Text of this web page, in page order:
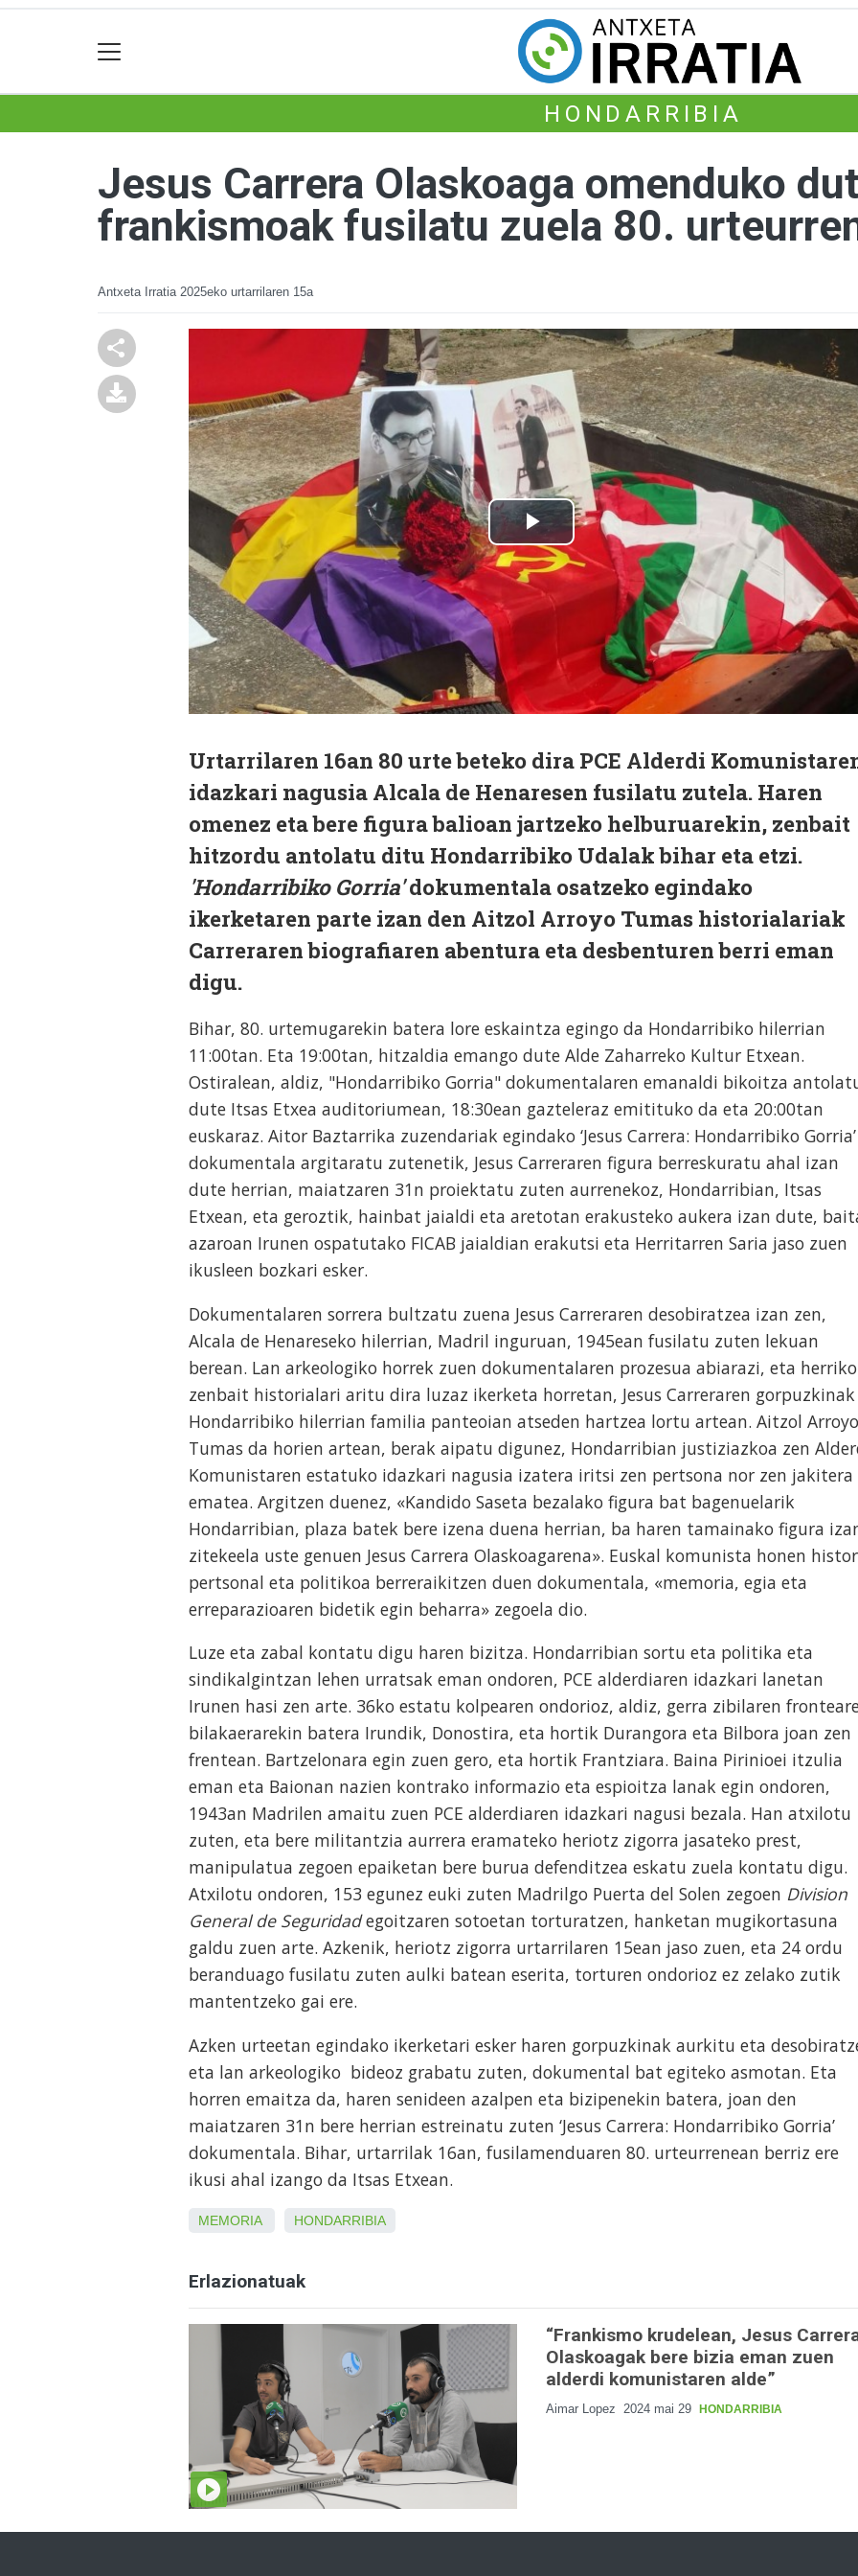
HONDARRIBIA
Jesus Carrera Olaskoaga omenduko
frankismoak fusilatu zuela 80.
Antxeta Irratia 2025eko urtarrilaren 15a
Urtarrilaren 16an 80 urte beteko dira PCE Alderdi
idazkari nagusia Alcala de Henaresen fusilatu zutela. Haren
omenez eta bere figura balioan jartzeko helburuarekin, zenbait
hitzordu antolatu ditu Hondarribiko Udalak bihar eta etzi.
'Hondarribiko Gorria'dokumentala osatzeko egindako
ikerketaren parte izan den Aitzol Arroyo Tumas historialariak
Carreraren biografiaren abentura eta desbenturen berri eman
digu.
Bihar, 80. urtemugarekin batera lore eskaintza egingo da Hondarribiko hilerrian
11:00tan. Eta 19:00tan, hitzaldia emango dute Alde Zaharreko Kultur Etxean.
Ostiralean, aldiz, "Hondarribiko Gorria" dokumentalaren emanaldi bikoitza
dute Itsas Etxea auditoriumean, 18:30ean gazteleraz emitituko da eta 20:00tan
euskaraz. Aitor Baztarrika zuzendariak egindako ‘Jesus Carrera: Hondarribiko Gorria’
dokumentala argitaratu zutenetik, Jesus Carreraren figura berreskuratu ahal izan
dute herrian, maiatzaren 31n proiektatu zuten aurrenekoz, Hondarribian, Itsas
Etxean, eta geroztik, hainbat jaialdi eta aretotan erakusteko aukera izan dute,
azaroan Irunen ospatutako FICAB jaialdian erakutsi eta Herritarren Saria jaso zuen
ikusleen bozkari esker.
Dokumentalaren sorrera bultzatu zuena Jesus Carreraren desobiratzea izan zen,
Alcala de Henareseko hilerrian, Madril inguruan, 1945ean fusilatu zuten lekuan
berean. Lan arkeologiko horrek zuen dokumentalaren prozesua abiarazi, eta herriko
zenbait historialari aritu dira luzaz ikerketa horretan, Jesus Carreraren gorpuzkinak
Hondarribiko hilerrian familia panteoian atseden hartzea lortu artean. Aitzol Arroyo
Tumas da horien artean, berak aipatu digunez, Hondarribian justiziazkoa zen
Komunistaren estatuko idazkari nagusia izatera iritsi zen pertsona nor zen jakitera
ematea. Argitzen duenez, «Kandido Saseta bezalako figura bat bagenuelarik
Hondarribian, plaza batek bere izena duena herrian, ba haren tamainako figura
zitekeela uste genuen Jesus Carrera Olaskoagarena». Euskal komunista honen
pertsonal eta politikoa berreraikitzen duen dokumentala, «memoria, egia eta
erreparazioaren bidetik egin beharra» zegoela dio.
Luze eta zabal kontatu digu haren bizitza. Hondarribian sortu eta politika eta
sindikalgintzan lehen urratsak eman ondoren, PCE alderdiaren idazkari lanetan
Irunen hasi zen arte. 36ko estatu kolpearen ondorioz, aldiz, gerra zibilaren
bilakaerarekin batera Irundik, Donostira, eta hortik Durangora eta Bilbora joan zen
frentean. Bartzelonara egin zuen gero, eta hortik Frantziara. Baina Pirinioei itzulia
eman eta Baionan nazien kontrako informazio eta espioitza lanak egin ondoren,
1943an Madrilen amaitu zuen PCE alderdiaren idazkari nagusi bezala. Han atxilotu
zuten, eta bere militantzia aurrera eramateko heriotz zigorra jasateko prest,
manipulatua zegoen epaiketan bere burua defenditzea eskatu zuela kontatu digu.
Atxilotu ondoren, 153 egunez euki zuten Madrilgo Puerta del Solen zegoen Division
General de Seguridadegoitzaren sotoetan torturatzen, hanketan mugikortasuna
galdu zuen arte. Azkenik, heriotz zigorra urtarrilaren 15ean jaso zuen, eta 24 ordu
beranduago fusilatu zuten aulki batean eserita, torturen ondorioz ez zelako zutik
mantentzeko gai ere.
Azken urteetan egindako ikerketari esker haren gorpuzkinak aurkitu eta
eta lan arkeologiko bideoz grabatu zuten, dokumental bat egiteko asmotan. Eta
horren emaitza da, haren senideen azalpen eta bizipenekin batera, joan den
maiatzaren 31n bere herrian estreinatu zuten ‘Jesus Carrera: Hondarribiko Gorria’
dokumentala. Bihar, urtarrilak 16an, fusilamenduaren 80. urteurrenean berriz ere
ikusi ahal izango da Itsas Etxean.
MEMORIA HONDARRIBIA
Erlazionatuak
“Frankismo krudelean, Jesus
Olaskoagak bere bizia eman zuen
alderdi komunistaren alde”
Aimar Lopez 2024 mai 29 HONDARRIBIA